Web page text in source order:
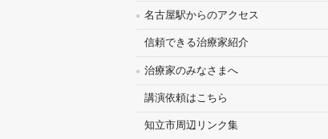
名古屋駅からのアクセス
信頼できる治療家紹介
治療家のみなさまへ
講演依頼はこちら
知立市周辺リンク集